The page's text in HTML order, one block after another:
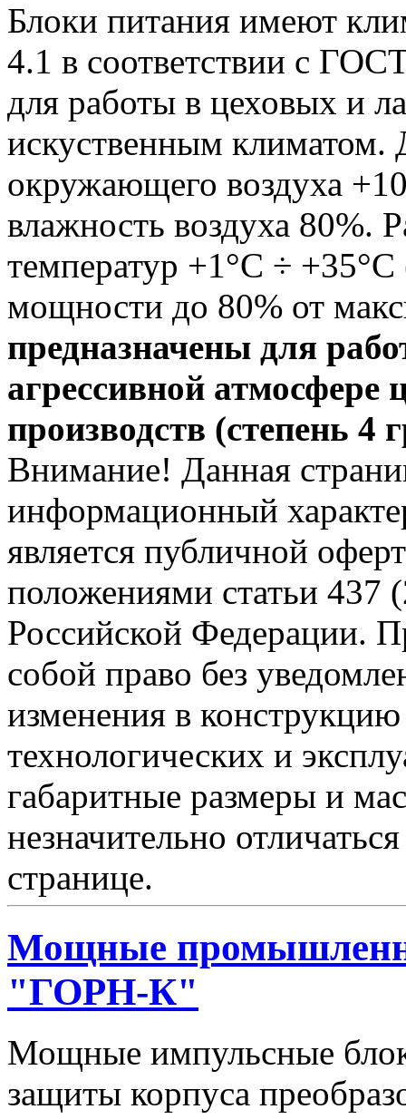
Блоки питания имеют
4.1 в соответствии с
для работы в цеховых и
искуственным климатом.
окружающего воздуха
влажность воздуха 80%.
температур +1°С ÷
мощности до 80% от
предназначены для
агрессивной атмосфере
производств (степень
Внимание! Данная
информационный
является публичной
положениями статьи 437
Российской Федерации.
собой право без
изменения в
технологических и
габаритные размеры и
незначительно
странице.
Мощные
"ГОРН-К"
Мощные импульсные
защиты корпуса